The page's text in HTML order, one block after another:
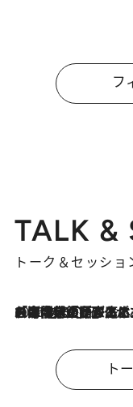
フ
TALK &
トーク＆セッショ
2026.8.3
「今後値上げがあるとすれば…」「リスクがあるのは今年の冬」エネルギー専門家が語る、ホルムズ海峡封鎖が家庭にもたらす“ある心配”
ト